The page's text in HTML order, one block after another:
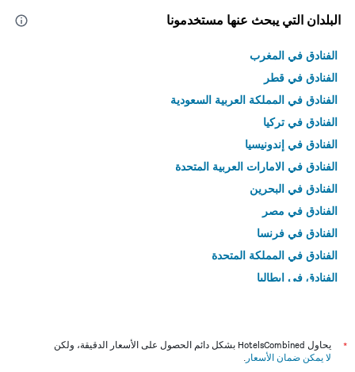
البلدان التي يبحث عنها مستخدمونا
الفنادق في المغرب
الفنادق في قطر
الفنادق في المملكة العربية السعودية
الفنادق في تركيا
الفنادق في إندونيسيا
الفنادق في الامارات العربية المتحدة
الفنادق في البحرين
الفنادق في مصر
الفنادق في فرنسا
الفنادق في المملكة المتحدة
الفنادق في إيطاليا
*
يحاول HotelsCombined بشكل دائم الحصول على الأسعار الدقيقة، ولكن
لا يمكن ضمان الأسعار .